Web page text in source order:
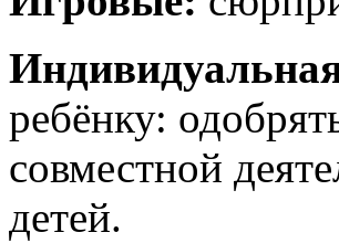
ребёнку:
совместной
детей.